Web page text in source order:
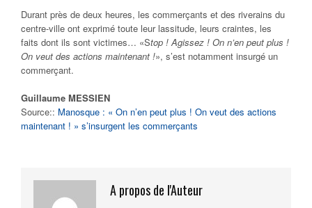
Durant près de deux heures, les commerçants et des riverains du
centre-ville ont exprimé toute leur lassitude, leurs craintes, les
faits dont ils sont victimes… «Stop ! Agissez ! On n’en peut plus !
On veut des actions maintenant !», s’est notamment insurgé un
commerçant.
Guillaume MESSIEN
Source:: Manosque : « On n’en peut plus ! On veut des actions
maintenant ! » s’insurgent les commerçants
A propos de l'Auteur